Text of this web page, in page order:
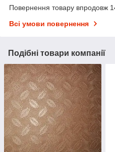
Повернення товару впродовж
Всі умови повернення
Подібні товари компанії